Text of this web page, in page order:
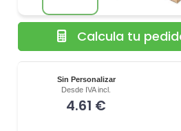
Sin Personalizar
Desde IVA incl.
4.61 €
Calcula tu